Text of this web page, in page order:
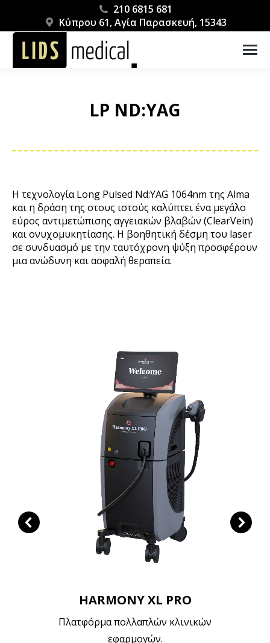
210 6815 681
Κύπρου 61, Αγία Παρασκευή, 15343
LP ND:YAG
Η τεχνολογία Long Pulsed Nd:YAG 1064nm της Alma
και η δράση της στους ιστούς καλύπτει ένα μεγάλο
εύρος αντιμετώπισης αγγειακών βλαβών (ClearVein)
και ονυχομυκητίασης. Η βοηθητική δέσμη του laser
σε συνδυασμό με την ταυτόχρονη ψύξη προσφέρουν
μια ανώδυνη και ασφαλή θεραπεία.
HARMONY XL PRO
Πλατφόρμα πολλαπλών κλινικών
εφαρμογών.